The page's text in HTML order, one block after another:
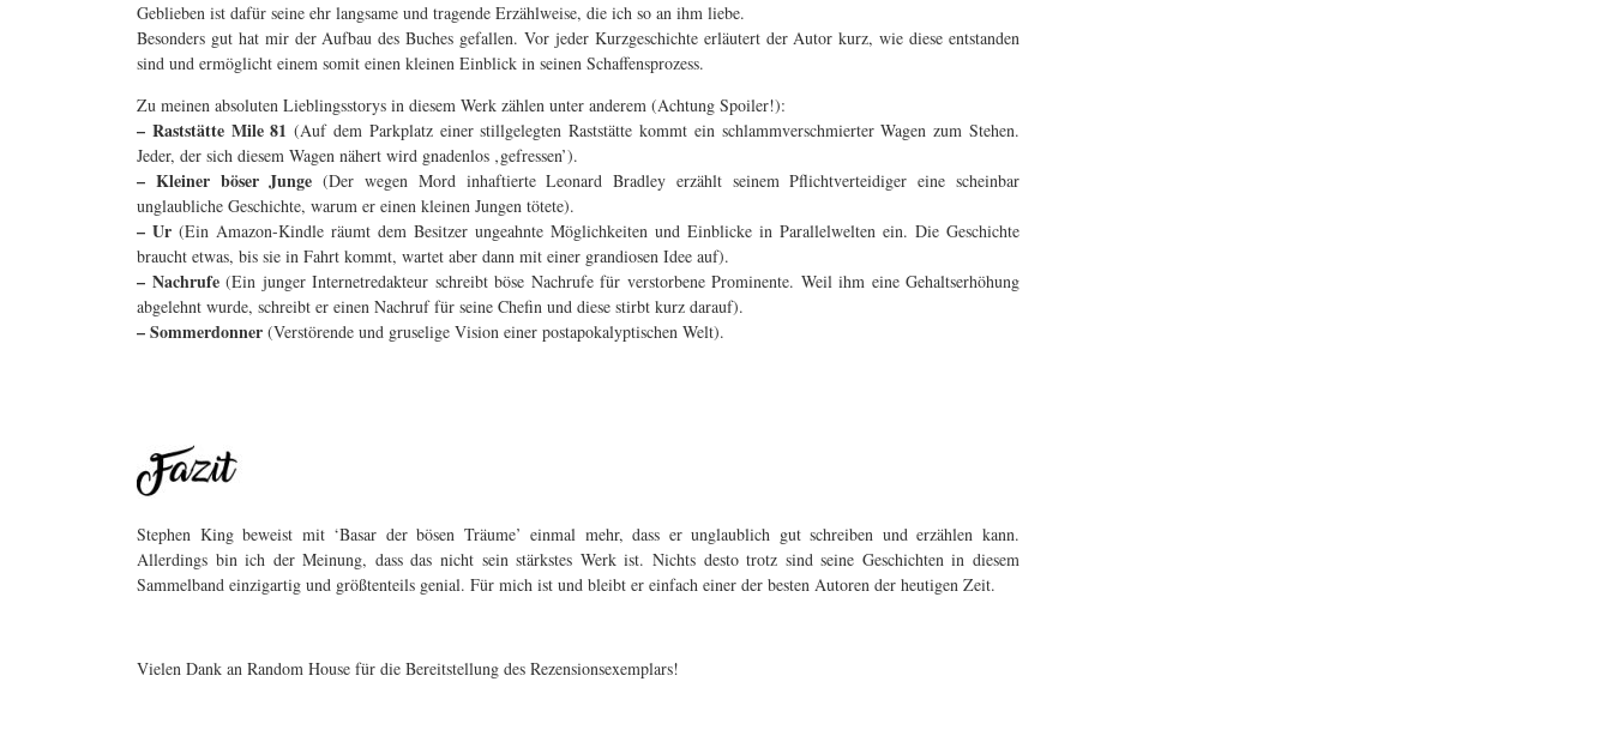
Geblieben ist dafür seine ehr langsame und tragende Erzählweise, die ich so an ihm liebe.
Besonders gut hat mir der Aufbau des Buches gefallen. Vor jeder Kurzgeschichte erläutert der Autor kurz, wie diese entstanden
sind und ermöglicht einem somit einen kleinen Einblick in seinen Schaffensprozess.
Zu meinen absoluten Lieblingsstorys in diesem Werk zählen unter anderem (Achtung Spoiler!):
– Raststätte Mile 81 (Auf dem Parkplatz einer stillgelegten Raststätte kommt ein schlammverschmierter Wagen zum Stehen.
Jeder, der sich diesem Wagen nähert wird gnadenlos ‚gefressen’).
– Kleiner böser Junge (Der wegen Mord inhaftierte Leonard Bradley erzählt seinem Pflichtverteidiger eine scheinbar
unglaubliche Geschichte, warum er einen kleinen Jungen tötete).
– Ur (Ein Amazon-Kindle räumt dem Besitzer ungeahnte Möglichkeiten und Einblicke in Parallelwelten ein. Die Geschichte
braucht etwas, bis sie in Fahrt kommt, wartet aber dann mit einer grandiosen Idee auf).
– Nachrufe(Ein junger Internetredakteur schreibt böse Nachrufe für verstorbene Prominente. Weil ihm eine Gehaltserhöhung
abgelehnt wurde, schreibt er einen Nachruf für seine Chefin und diese stirbt kurz darauf).
– Sommerdonner (Verstörende und gruselige Vision einer postapokalyptischen Welt).
Stephen King beweist mit ‘Basar der bösen Träume’ einmal mehr, dass er unglaublich gut schreiben und erzählen kann.
Allerdings bin ich der Meinung, dass das nicht sein stärkstes Werk ist. Nichts desto trotz sind seine Geschichten in diesem
Sammelband einzigartig und größtenteils genial. Für mich ist und bleibt er einfach einer der besten Autoren der heutigen Zeit.
Vielen Dank an Random House für die Bereitstellung des Rezensionsexemplars!